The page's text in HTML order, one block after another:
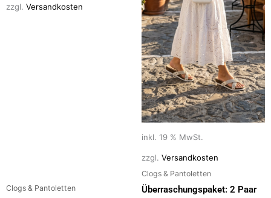
zzgl. Versandkosten
Clogs & Pantoletten
inkl. 19 % MwSt.
zzgl. Versandkosten
Clogs & Pantoletten
Überraschungspaket: 2 Paar